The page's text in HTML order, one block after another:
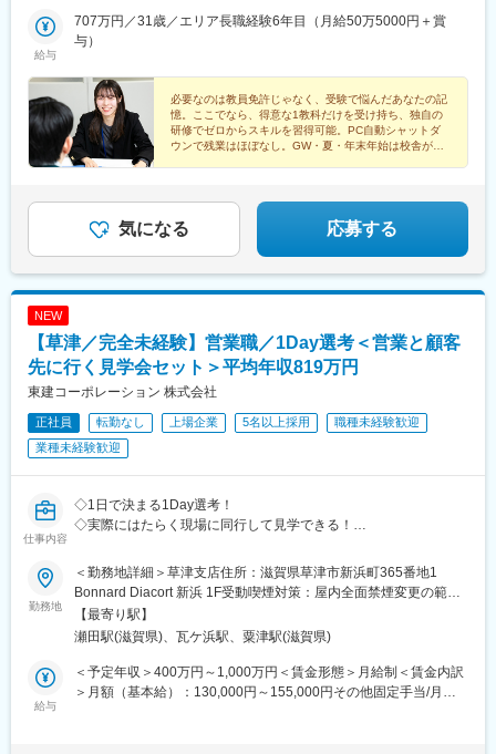
母駅、豊川稲荷駅、駅前大通駅、知多半田駅、福井駅、九条駅(京
都府)、五条駅(京都市営)、梅小路京都西駅、墨染駅、洛西口駅、
駅(地下鉄)、野田阪神駅、天王寺駅前駅、ドーム前駅、西三荘駅、
千里中央駅(大阪モノレール)、吹田駅(阪急線)、山陽明石駅、阪神
国道駅、岩屋駅(兵庫県)、三宮駅(神戸新交通)、三田本町駅、あす
なろう四日市駅、玉川駅(大阪府)、ＪＲ野江駅、阿倍野駅(阪堺
線)、南田辺駅、針中野駅、今宮戎駅、新今宮駅前駅、松虫駅、鶴
屋駅、塚西駅、聖天坂駅、宮之阪駅、三条京阪駅、鳥羽街道駅、
東向日駅、ハーバーランド駅、山陽須磨駅、山陽垂水駅、舞子公
園駅、香櫨園駅、芦屋駅(東海道本線)、六甲道駅、摩耶駅、三宮駅
院駅、山科駅、くいな橋駅、丸太町駅(京都市営)、西院駅(京福
駅、新宿駅、国際センター駅、島ノ関駅、溜池山王駅、高輪台
駅、虎ノ門駅、永田町駅、岩本町駅、九段下駅、茅場町駅、銀座
一丁目駅、新中野駅、京成上野駅、布田駅、高島町駅、馬車道
駅、日本大通り駅、矢場町駅、池下駅、札木駅、新福井駅、東寺
府)、桜川駅(大阪府)、大阪阿部野橋駅、今川駅(大阪府)、今宮駅、
新今宮駅、今船駅、粉浜駅、京都市役所前駅、高速神戸駅、須磨
(滋賀県)、近江神宮前駅
国駅、西中島南方駅、中津駅(大阪府・阪急線)、大国町駅、動物園
前駅、昭和町駅(大阪府)、西田辺駅、長居駅(阪和線)、あびこ駅、
駅、大阪ビジネスパーク駅、蒲生四丁目駅、今福鶴見駅、横堤
駅、鶴見緑地駅、コスモスクエア駅、大阪港駅、九条駅(大阪府)、
阿波座駅、緑橋駅、深江橋駅、高井田駅(地下鉄)、長田駅(大阪
府)、今里駅(地下鉄)、新深江駅、小路駅、北巽駅、南巽駅、井高
野駅、瑞光四丁目駅、だいどう豊里駅、清水駅(大阪府)、新森古市
大阪天満宮駅、新福島駅、海老江駅、御幣島駅、加島駅、淀川
駅、姫島駅、千船駅、樟葉駅、牧野駅(大阪府)、御殿山駅、枚方市
駅、光善寺駅、香里園駅、寝屋川市駅、萱島駅、大和田駅(大阪
府)、古川橋駅、土居駅(大阪府)、滝井駅、千林駅、森小路駅、関
目駅、野江駅、神崎川駅、三条駅(京都府)、七条駅、東福寺駅、西
屋駅(兵庫県)、垂水駅、舞子駅、朝霧駅、園田駅、塚口駅(阪急
線)、武庫之荘駅、西宮北口駅、夙川駅、芦屋川駅、岡本駅(兵庫
県)、御影駅(兵庫県・阪急線)、六甲駅、王子公園駅、春日野道駅
(阪急線)、神戸三宮駅(阪急・神戸高速)、武庫川駅、甲子園駅、芦
屋駅(阪神線)、住吉駅(兵庫県・阪神線)、八事駅、京阪山科駅、竹
田駅(京都府)、京都河原町駅、烏丸御池駅、出町柳駅、二条駅、西
院駅(阪急線)、丹波橋駅、桂駅、六地蔵駅(京都市営)、北大路駅、
草津駅(滋賀県)、石山駅、彦根駅、大津京駅、奈良駅、大和西大寺
駅、代々木駅、近鉄名古屋駅、上栄町駅、渡辺橋駅、代官山駅、
新宿西口駅、東池袋駅、神谷町駅、乃木坂駅、北品川駅、大門駅
(東京都)、青物横丁駅、新橋駅、新御茶ノ水駅、四ツ谷駅、二重橋
新富町駅(東京都)、銀座駅、中野富士見町駅、新大塚駅、稲荷町駅
(東京都)、越中島駅、新豊洲駅、東京国際クルーズターミナル駅、
西日暮里駅(舎人ライナー)、柴崎駅、府中本町駅、新高島駅、伊勢
佐木長者町駅、鹿島田駅、富士見町駅(神奈川県)、名鉄名古屋駅、
母駅、豊川稲荷駅、駅前大通駅、知多半田駅、福井駅、九条駅(京
都府)、五条駅(京都市営)、梅小路京都西駅、墨染駅、洛西口駅、
市／大阪狭山市／大阪市／大東市／池田市／東大阪市／藤井寺市
／八尾市／富田林市／豊中市／枚方市／箕面市／門真市／和泉市■
県／橿原市／香芝市／桜井市／生駒市／大和郡山市／大和高田市
／大和市／天理市／奈良市／北葛城郡〈配属は希望を考慮して決
定〉どの校舎に配属となるかは、希望を考慮しながら、各校舎の
人員配置も加味して決定していきます。「働きたい街がある方」
や、「地元からあまり離れたくない方」はぜひ面接の際にお教え
府・京都府・奈良県・滋賀県・兵庫県・愛知県の各地にあり
駅、緑地公園駅、服部天神駅、山田駅(大阪府・阪急線)、南千里
駅、豊津駅(大阪府)、千里丘駅、上新庄駅、新大阪駅、十三駅、御
駅、交野市駅、星田駅、香里園駅、寝屋川市駅、大日駅、守口
駅、四条畷駅、住道駅、野江駅、今福鶴見駅、都島駅、京橋駅(大
阪府)、海老江駅、西大橋駅、大阪上本町駅、大阪阿部野橋駅、帝
塚山駅、平野駅(地下鉄)、あびこ駅、南田辺駅、新石切駅、河内山
本駅、近鉄八尾駅、河内松原駅、藤井寺駅、富田林西口駅、金剛
舌鳥駅、津久野駅、鳳駅、北野田駅、泉ケ丘駅、光明池駅、泉大
津駅、和泉中央駅、岸和田駅、宝塚駅、山本駅(兵庫県)、逆瀬川
(京都府)、学研奈良登美ケ丘駅、堅田駅、大津京駅、京阪膳所駅、
京阪石山駅、瀬田駅(滋賀県)、南草津駅、草津駅(滋賀県)、栗東
駅、守山駅、近江八幡駅、白庭台駅、生駒駅、高の原駅、学園前
五位堂駅、志都美駅、大和高田駅、大和八木駅、橿原神宮前駅、
桜井駅(奈良県)、堺東駅、泉佐野駅、川西能勢口駅、尼崎駅(東海
駅、名古屋駅、千種駅、御器所駅、藤が丘駅(愛知県)、本山駅(愛
知県)、植田駅(名古屋市営)、甲子園駅、東垂水駅、学園都市駅、
駅(兵庫県)、加古川駅、板宿駅、箕面萱野駅、名谷駅、富田駅(大
阪府)、南茨木駅(阪急線)、箕面駅、曽根駅(大阪府)、千里中央駅
(大阪モノレール)、山田駅(大阪モノレール)、摂津市駅、千船駅、
大阪天満宮駅、守口市駅、ＪＲ野江駅、大阪城北詰駅、野田阪神
駅、四ツ橋駅、谷町九丁目駅、天王寺駅前駅、姫松駅、我孫子町
駅、鶴ケ丘駅、高鷲駅、堺駅、なかもず駅、東岸和田駅、阪神国
道駅、夙川駅、芦屋駅(東海道本線)、岡本駅(兵庫県)、石屋川駅、
新在家駅、岩屋駅(兵庫県)、北山駅(京都府)、鞍馬口駅、嵐電天神
給与
707万円／31歳／エリア長職経験6年目（月給50万5000円＋賞
与）
必要なのは教員免許じゃなく、受験で悩んだあなたの記
憶。ここでなら、得意な1教科だけを受け持ち、独自の
研修でゼロからスキルを習得可能。PC自動シャットダ
ウンで残業はほぼなし。GW・夏・年末年始は校舎がク
気になる 応募する
NEW
【草津／完全未経験】営業職／1Day選考＜営業と顧客
先に行く見学会セット＞平均年収819万円
東建コーポレーション 株式会社
正社員 転勤なし 上場企業 5名以上採用
職種未経験歓迎
業種未経験歓迎
仕事内容
◇1日で決まる1Day選考！
◇実際にはたらく現場に同行して見学できる！
■1Day選考の流れ
［1］支店に到着、営業と一緒に顧客先に訪問
［2］ランチをしてから帰社／※もちろん当社持ちです！
［3］面接
［4］スキルアップタイム見学／営業同士でスキルを高める時間で
勤務地
＜勤務地詳細＞草津支店住所：滋賀県草津市新浜町365番地1
Bonnard Diacort 新浜 1F受動喫煙対策：屋内全面禁煙変更の範
囲：会社の定める事業所
【最寄り駅】
瀬田駅(滋賀県)、瓦ケ浜駅、粟津駅(滋賀県)
給与
＜予定年収＞400万円～1,000万円＜賃金形態＞月給制＜賃金内訳
＞月額（基本給）：130,000円～155,000円その他固定手当/月：